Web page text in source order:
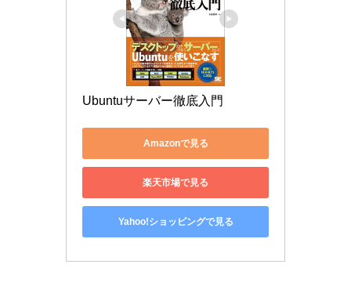
Ubuntuサーバー徹底入門
Amazonで見る
楽天市場で見る
Yahoo!ショッピングで見る